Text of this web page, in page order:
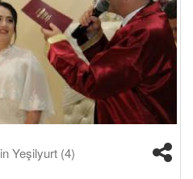
Yeşilyurt (4)